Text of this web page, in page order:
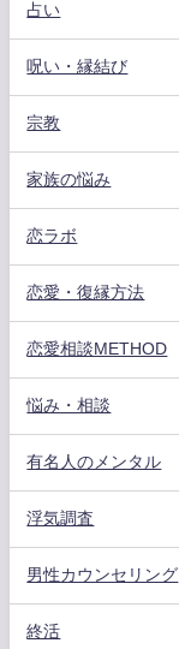
占い
呪い・縁結び
宗教
家族の悩み
恋ラボ
恋愛・復縁方法
恋愛相談METHOD
悩み・相談
有名人のメンタル
浮気調査
男性カウンセリング
終活